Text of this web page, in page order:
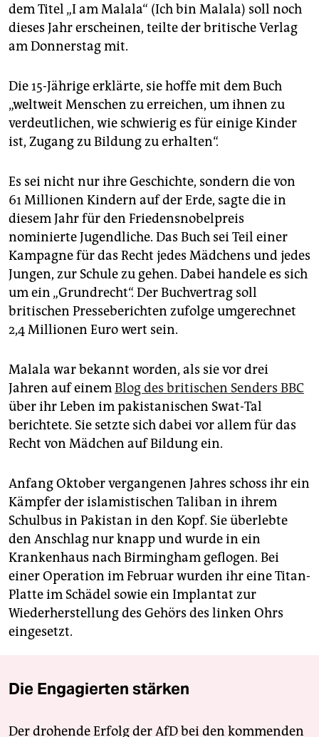
genossenschaft
epaper login
dem Titel „I am Malala“ (Ich bin Malala) soll noch
dieses Jahr erscheinen, teilte der britische Verlag
am Donnerstag mit.
Die 15-Jährige erklärte, sie hoffe mit dem Buch
„weltweit Menschen zu erreichen, um ihnen zu
verdeutlichen, wie schwierig es für einige Kinder
ist, Zugang zu Bildung zu erhalten“.
Es sei nicht nur ihre Geschichte, sondern die von
61 Millionen Kindern auf der Erde, sagte die in
diesem Jahr für den Friedensnobelpreis
nominierte Jugendliche. Das Buch sei Teil einer
Kampagne für das Recht jedes Mädchens und jedes
Jungen, zur Schule zu gehen. Dabei handele es sich
um ein „Grundrecht“. Der Buchvertrag soll
britischen Presseberichten zufolge umgerechnet
2,4 Millionen Euro wert sein.
Malala war bekannt worden, als sie vor drei
Jahren auf einemBlog des britischen Senders BBC
über ihr Leben im pakistanischen Swat-Tal
berichtete. Sie setzte sich dabei vor allem für das
Recht von Mädchen auf Bildung ein.
Anfang Oktober vergangenen Jahres schoss ihr ein
Kämpfer der islamistischen Taliban in ihrem
Schulbus in Pakistan in den Kopf. Sie überlebte
den Anschlag nur knapp und wurde in ein
Krankenhaus nach Birmingham geflogen. Bei
einer Operation im Februar wurden ihr eine Titan-
Platte im Schädel sowie ein Implantat zur
Wiederherstellung des Gehörs des linken Ohrs
eingesetzt.
Die Engagierten stärken
Der drohende Erfolg der AfD bei den kommenden